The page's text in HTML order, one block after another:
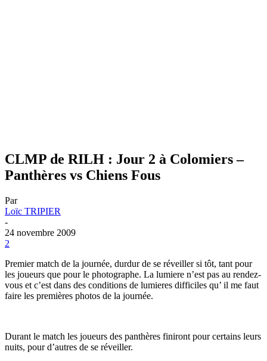
CLMP de RILH : Jour 2 à Colomiers –
Panthères vs Chiens Fous
Par
Loïc TRIPIER
-
24 novembre 2009
2
Premier match de la journée, durdur de se réveiller si tôt, tant pour
les joueurs que pour le photographe. La lumiere n’est pas au rendez-
vous et c’est dans des conditions de lumieres difficiles qu’ il me faut
faire les premières photos de la journée.
Durant le match les joueurs des panthères finiront pour certains leurs
nuits, pour d’autres de se réveiller.